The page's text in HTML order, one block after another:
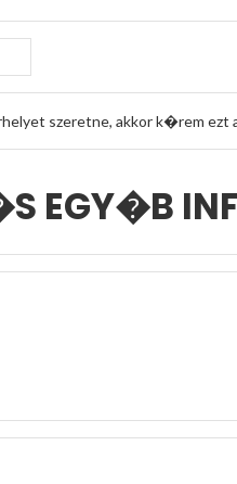
szeretne, akkor k�rem ezt
EGY�B